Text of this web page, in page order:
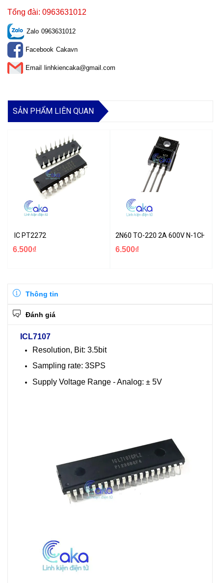
Tổng đài: 0963631012
Zalo 0963631012
Facebook Cakavn
Email linhkiencaka@gmail.com
SẢN PHẨM LIÊN QUAN
IC PT2272
6.500₫
2N60 TO-220 2A 600V N-1CH
6.500₫
Thông tin
Đánh giá
ICL7107
Resolution, Bit: 3.5bit
Sampling rate: 3SPS
Supply Voltage Range - Analog: ± 5V